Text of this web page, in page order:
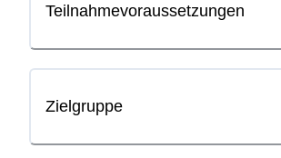
Teilnahmevoraussetzungen
Zielgruppe